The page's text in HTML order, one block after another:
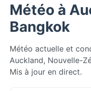
Météo à
Bangkok
Météo actuelle et
Auckland, Nouvelle-
Mis à jour en direct.